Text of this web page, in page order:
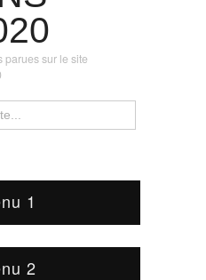
parues sur le site
1
2